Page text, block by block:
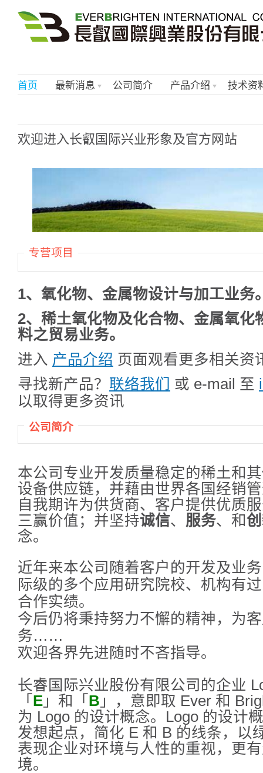
首页 最新消息 公司简介 产品介绍 技术资
欢迎进入长叡国际兴业形象及官方网站
专营项目
1、氧化物、金属物设计与加工业务
2、稀土氧化物及化合物、金属氧化
料之贸易业务。
进入 产品介绍 页面观看更多相关资
寻找新产品？ 联络我们 或 e-mail 至
以取得更多资讯
公司简介
本公司专业开发质量稳定的稀土和
设备供应链，并藉由世界各国经销
自我期许为供货商、客户提供优质
三赢价值；并坚持诚信、 服务、和
念。
近年来本公司随着客户的开发及业
际级的多个应用研究院校、机构有
合作实绩。
今后仍将秉持努力不懈的精神，为
务……
欢迎各界先进随时不吝指导。
长睿国际兴业股份有限公司的企业
「 E 」和「 B 」，意即取 Ever 和
为 Logo 的设计概念。Logo 的设计
发想起点，简化 E 和 B 的线条，以
表现企业对环境与人性的重视，更
境。